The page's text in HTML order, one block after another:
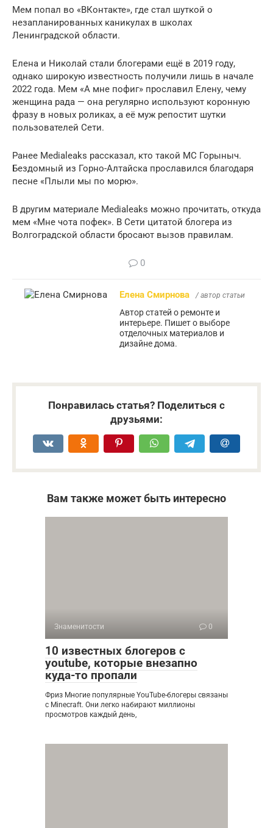
Мем попал во «ВКонтакте», где стал шуткой о
незапланированных каникулах в школах
Ленинградской области.
Елена и Николай стали блогерами ещё в 2019 году,
однако широкую известность получили лишь в начале
2022 года. Мем «А мне пофиг» прославил Елену, чему
женщина рада — она регулярно используют коронную
фразу в новых роликах, а её муж репостит шутки
пользователей Сети.
Ранее Medialeaks рассказал, кто такой MC Горыныч.
Бездомный из Горно-Алтайска прославился благодаря
песне «Плыли мы по морю».
В другим материале Medialeaks можно прочитать, откуда
мем «Мне чота пофек». В Сети цитатой блогера из
Волгоградской области бросают вызов правилам.
0
Елена Смирнова / автор статьи
Автор статей о ремонте и
интерьере. Пишет о выборе
отделочных материалов и
дизайне дома.
Понравилась статья? Поделиться с
друзьями:
Вам также может быть интересно
Знаменитости 0
10 известных блогеров с
youtube, которые внезапно
куда-то пропали
Фриз Многие популярные YouTube-блогеры связаны
с Minecraft. Они легко набирают миллионы
просмотров каждый день,